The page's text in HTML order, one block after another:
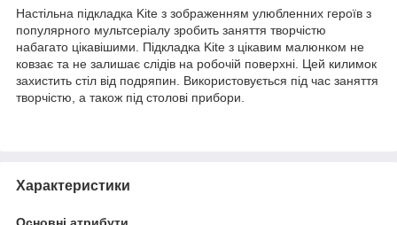
Настільна підкладка Kite з зображенням улюбленних героїв з
популярного мультсеріалу зробить заняття творчістю
набагато цікавішими. Підкладка Kite з цікавим малюнком не
ковзає та не залишає слідів на робочій поверхні. Цей килимок
захистить стіл від подряпин. Використовується під час заняття
творчістю, а також під столові прибори.
Характеристики
Основні атрибути